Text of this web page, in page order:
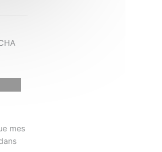
mes